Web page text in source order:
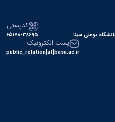
بوعلی سینا
کدپستی
۶۵۱۷۸-۳۸۶۹۵
پست الکترونیک
public_relation[at]basu.ac.ir